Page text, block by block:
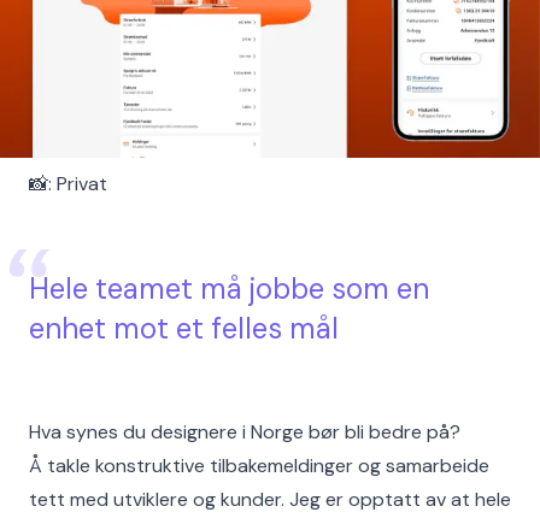
📸: Privat
Hele teamet må jobbe som en
enhet mot et felles mål
Hva synes du designere i Norge bør bli bedre på?
Å takle konstruktive tilbakemeldinger og samarbeide
tett med utviklere og kunder. Jeg er opptatt av at hele